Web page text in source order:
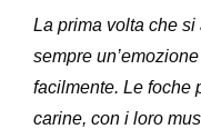
La prima volta che
sempre
facilmente. Le foche
carine, con i loro